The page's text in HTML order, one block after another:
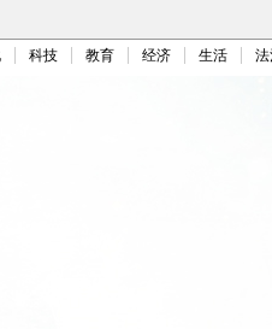
科技 教育 经济 生活